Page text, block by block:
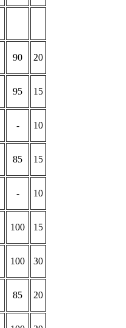
90 20
95 15
- 10
85 15
- 10
100 15
100 30
85 20